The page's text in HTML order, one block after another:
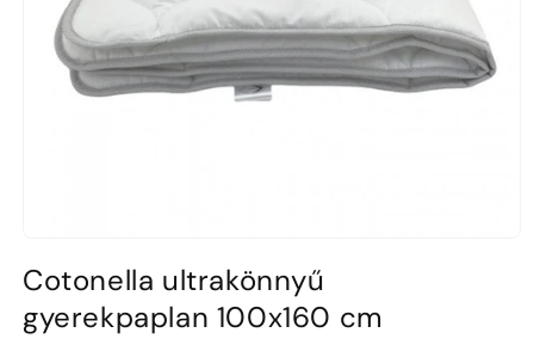
megnyitása
modális
párbeszédpanelen
Cotonella ultrakönnyű
gyerekpaplan 100x160 cm